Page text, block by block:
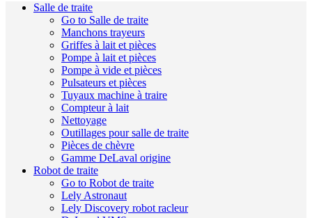
Salle de traite
Go to Salle de traite
Manchons trayeurs
Griffes à lait et pièces
Pompe à lait et pièces
Pompe à vide et pièces
Pulsateurs et pièces
Tuyaux machine à traire
Compteur à lait
Nettoyage
Outillages pour salle de traite
Pièces de chèvre
Gamme DeLaval origine
Robot de traite
Go to Robot de traite
Lely Astronaut
Lely Discovery robot racleur